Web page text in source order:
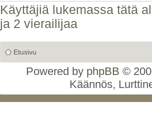
Käyttäjiä lukemassa tätä
ja 2 vierailijaa
Etusivu
Powered by phpBB ©
Käännös,